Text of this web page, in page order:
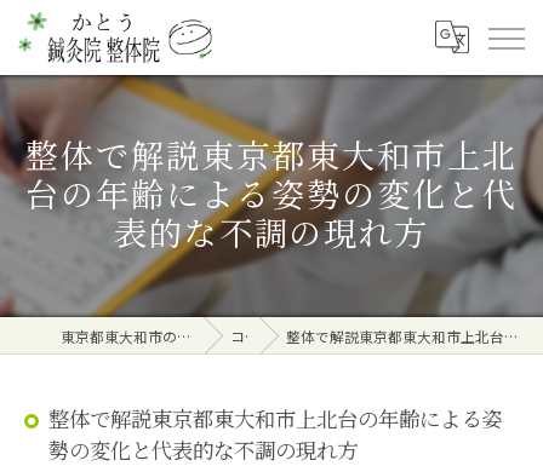
整体で解説東京都東大和市上北
台の年齢による姿勢の変化と代
表的な不調の現れ方
東京都東大和市の整体ならかとう鍼灸院 整体院 コラム 整体で解説東京都東大和市上北台の年齢による姿勢の変化と代表的な不調の現れ方
整体で解説東京都東大和市上北台の年齢による姿
勢の変化と代表的な不調の現れ方